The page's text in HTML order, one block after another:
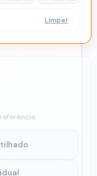
Limpar